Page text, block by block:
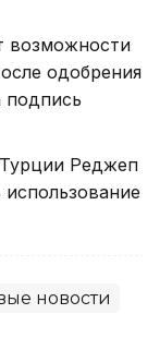
возможности
одобрения
подпись
Реджеп
новости